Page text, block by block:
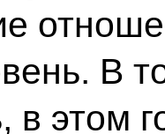
В
в этом